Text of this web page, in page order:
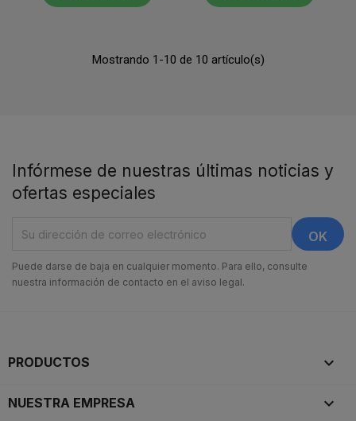
Mostrando 1-10 de 10 artículo(s)
Infórmese de nuestras últimas noticias y
ofertas especiales
Puede darse de baja en cualquier momento. Para ello, consulte
nuestra información de contacto en el aviso legal.
PRODUCTOS 
NUESTRA EMPRESA 